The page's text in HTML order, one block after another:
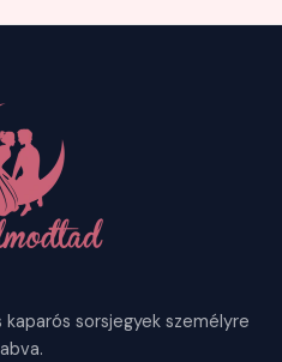
sorsjegyek személyre